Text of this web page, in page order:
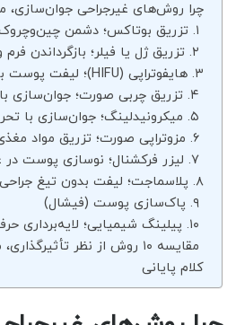
چرا روش‌های غیرجراحی جوان‌سازی،
۳. هایفوتراپی (HIFU)؛ لیفت پوست بدون جراحی و بخیه
۸. پلاسماجت؛ لیفت بدون تیغ جراحی برای نواحی حساس
مقایسه ۱۰ روش از نظر تأثیرگذاری، ماندگاری و هزینه
کلام پایانی